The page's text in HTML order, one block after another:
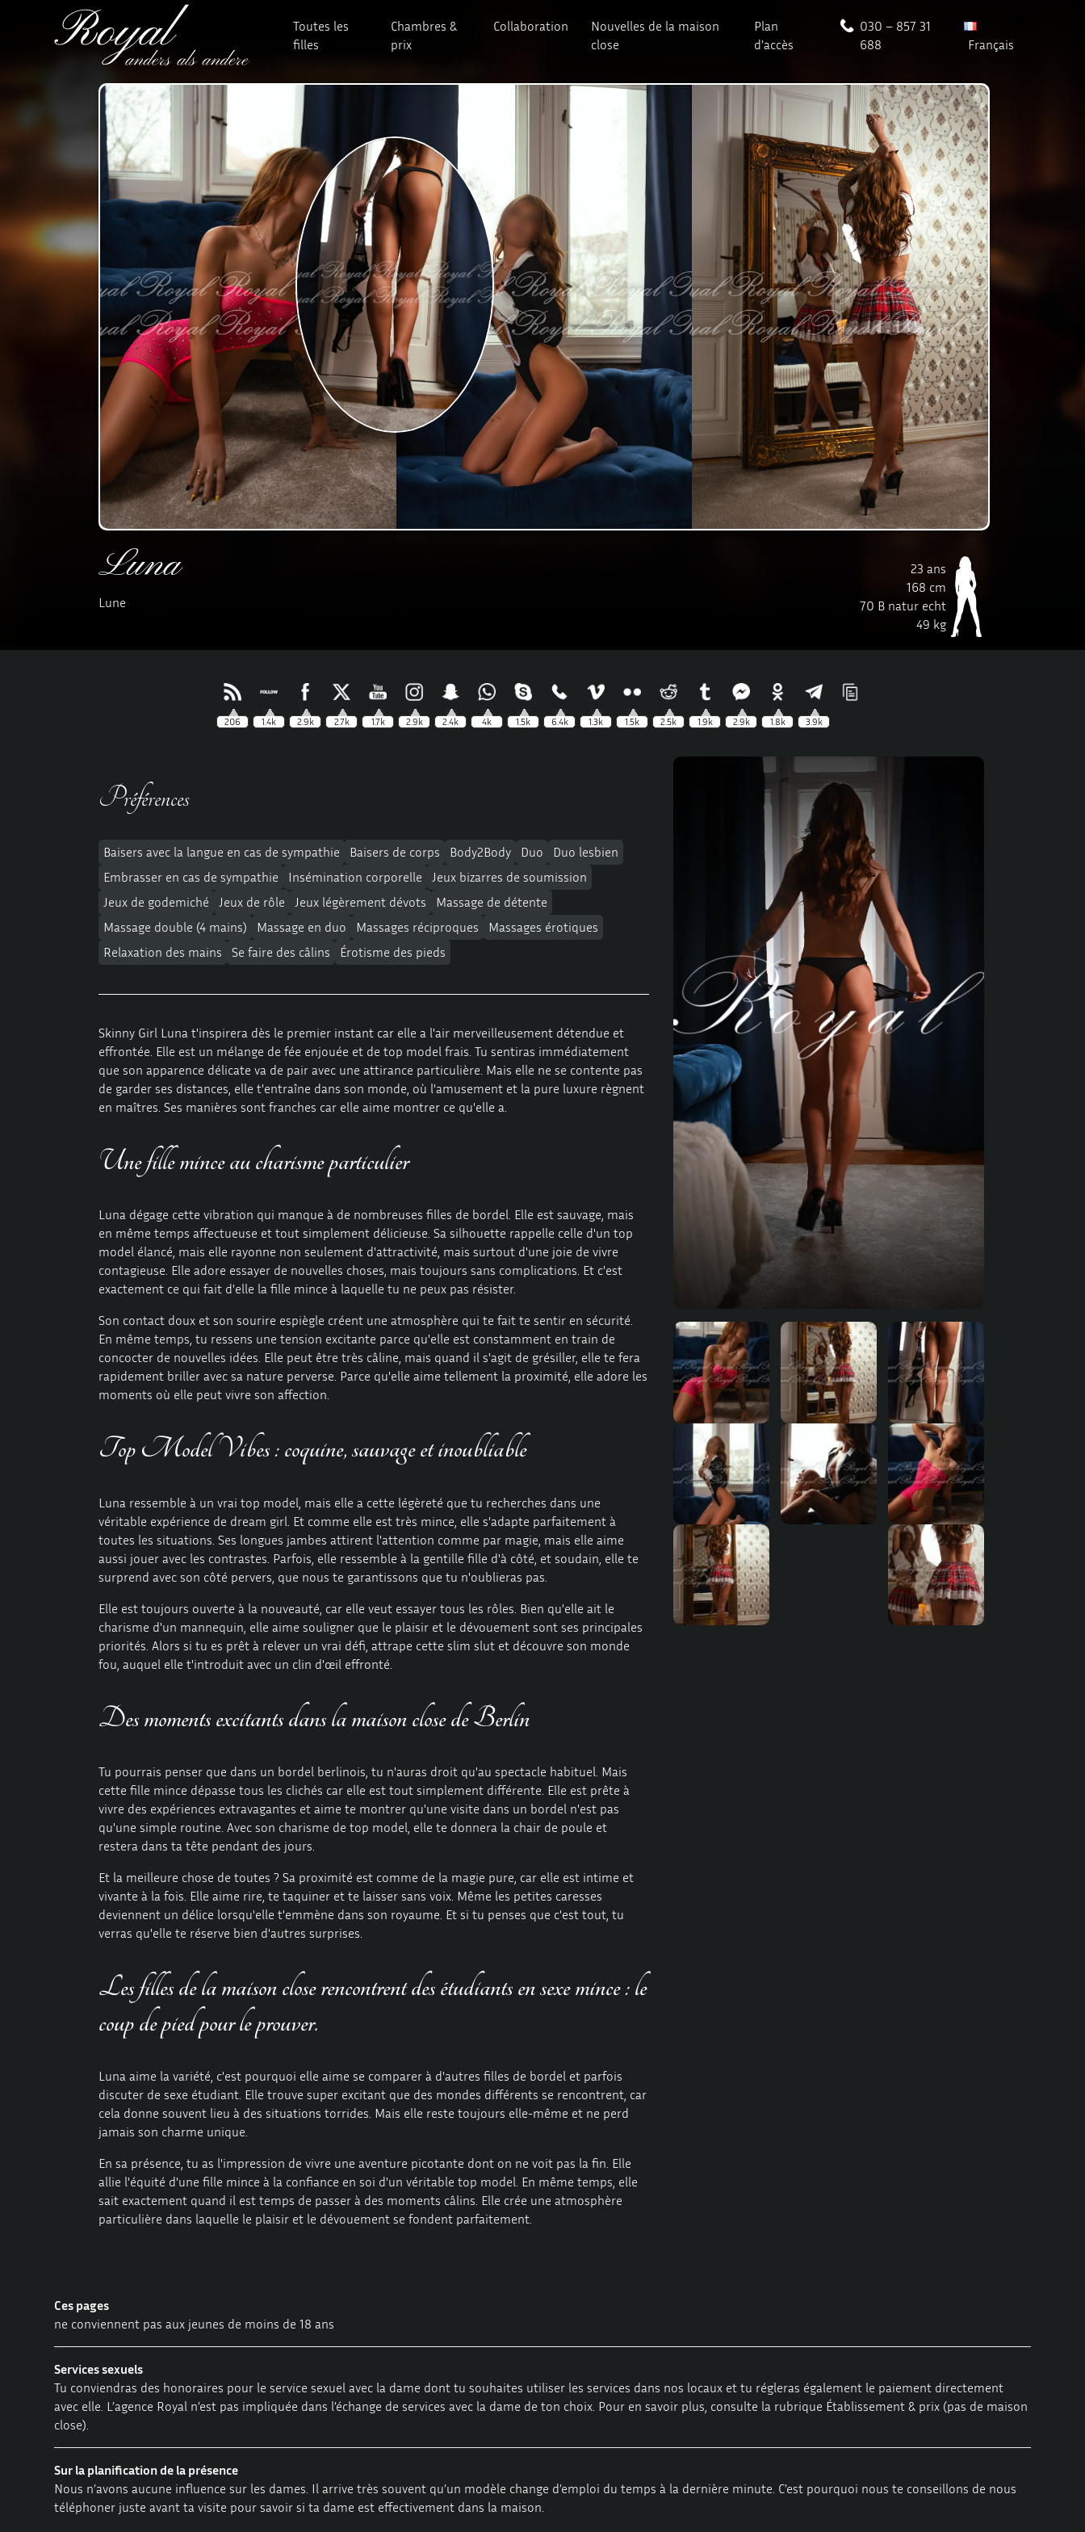
Toutes les
filles
Chambres &
prix
Collaboration
Nouvelles de la maison
close
Plan
d’accès
030 – 857 31
688
Français
Luna
Lune
23 ans
168 cm
70 B natur echt
49 kg
206 1.4k 2.9k 2.7k 1.7k 2.9k 2.4k 4k 1.5k 6.4k 1.3k 1.5k 2.5k 1.9k 2.9k 1.8k 3.9k
Préférences
Baisers avec la langue en cas de sympathie Baisers de corps Body2Body Duo
Duo lesbien
Embrasser en cas de sympathie
Insémination corporelle
Jeux bizarres de soumission
Jeux de godemiché
Jeux de rôle Jeux légèrement dévots
Massage de détente
Massage double (4 mains)
Massage en duo Massages réciproques
Massages érotiques
Relaxation des mains
Se faire des câlins Érotisme des pieds
Skinny Girl Luna t'inspirera dès le premier instant car elle a l'air merveilleusement détendue et
effrontée. Elle est un mélange de fée enjouée et de top model frais. Tu sentiras immédiatement
que son apparence délicate va de pair avec une attirance particulière. Mais elle ne se contente pas
de garder ses distances, elle t'entraîne dans son monde, où l'amusement et la pure luxure règnent
en maîtres. Ses manières sont franches car elle aime montrer ce qu'elle a.
Une fille mince au charisme particulier
Luna dégage cette vibration qui manque à de nombreuses filles de bordel. Elle est sauvage, mais
en même temps affectueuse et tout simplement délicieuse. Sa silhouette rappelle celle d'un top
model élancé, mais elle rayonne non seulement d'attractivité, mais surtout d'une joie de vivre
contagieuse. Elle adore essayer de nouvelles choses, mais toujours sans complications. Et c'est
exactement ce qui fait d'elle la fille mince à laquelle tu ne peux pas résister.
Son contact doux et son sourire espiègle créent une atmosphère qui te fait te sentir en sécurité.
En même temps, tu ressens une tension excitante parce qu'elle est constamment en train de
concocter de nouvelles idées. Elle peut être très câline, mais quand il s'agit de grésiller, elle te fera
rapidement briller avec sa nature perverse. Parce qu'elle aime tellement la proximité, elle adore les
moments où elle peut vivre son affection.
Top Model Vibes : coquine, sauvage et inoubliable
Luna ressemble à un vrai top model, mais elle a cette légèreté que tu recherches dans une
véritable expérience de dream girl. Et comme elle est très mince, elle s'adapte parfaitement à
toutes les situations. Ses longues jambes attirent l'attention comme par magie, mais elle aime
aussi jouer avec les contrastes. Parfois, elle ressemble à la gentille fille d'à côté, et soudain, elle te
surprend avec son côté pervers, que nous te garantissons que tu n'oublieras pas.
Elle est toujours ouverte à la nouveauté, car elle veut essayer tous les rôles. Bien qu'elle ait le
charisme d'un mannequin, elle aime souligner que le plaisir et le dévouement sont ses principales
priorités. Alors si tu es prêt à relever un vrai défi, attrape cette slim slut et découvre son monde
fou, auquel elle t'introduit avec un clin d'œil effronté.
Des moments excitants dans la maison close de Berlin
Tu pourrais penser que dans un bordel berlinois, tu n'auras droit qu'au spectacle habituel. Mais
cette fille mince dépasse tous les clichés car elle est tout simplement différente. Elle est prête à
vivre des expériences extravagantes et aime te montrer qu'une visite dans un bordel n'est pas
qu'une simple routine. Avec son charisme de top model, elle te donnera la chair de poule et
restera dans ta tête pendant des jours.
Et la meilleure chose de toutes ? Sa proximité est comme de la magie pure, car elle est intime et
vivante à la fois. Elle aime rire, te taquiner et te laisser sans voix. Même les petites caresses
deviennent un délice lorsqu'elle t'emmène dans son royaume. Et si tu penses que c'est tout, tu
verras qu'elle te réserve bien d'autres surprises.
Les filles de la maison close rencontrent des étudiants en sexe mince : le
coup de pied pour le prouver.
Luna aime la variété, c'est pourquoi elle aime se comparer à d'autres filles de bordel et parfois
discuter de sexe étudiant. Elle trouve super excitant que des mondes différents se rencontrent, car
cela donne souvent lieu à des situations torrides. Mais elle reste toujours elle-même et ne perd
jamais son charme unique.
En sa présence, tu as l'impression de vivre une aventure picotante dont on ne voit pas la fin. Elle
allie l'équité d'une fille mince à la confiance en soi d'un véritable top model. En même temps, elle
sait exactement quand il est temps de passer à des moments câlins. Elle crée une atmosphère
particulière dans laquelle le plaisir et le dévouement se fondent parfaitement.
Ces pages
ne conviennent pas aux jeunes de moins de 18 ans
Services sexuels
Tu conviendras des honoraires pour le service sexuel avec la dame dont tu souhaites utiliser les services dans nos locaux et tu régleras également le paiement directement
avec elle. L’agence Royal n’est pas impliquée dans l’échange de services avec la dame de ton choix. Pour en savoir plus, consulte la rubrique Établissement & prix (pas de maison
close).
Sur la planification de la présence
Nous n’avons aucune influence sur les dames. Il arrive très souvent qu’un modèle change d’emploi du temps à la dernière minute. C’est pourquoi nous te conseillons de nous
téléphoner juste avant ta visite pour savoir si ta dame est effectivement dans la maison.